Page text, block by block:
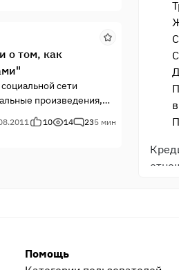
о том, как
сети
произведения,
на Праворубе.
10 14 235 мин
Помощь